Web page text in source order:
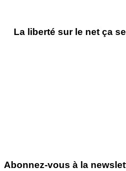
La liberté sur le net ça
Abonnez-vous à la